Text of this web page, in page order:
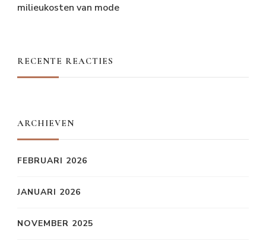
milieukosten van mode
RECENTE REACTIES
ARCHIEVEN
FEBRUARI 2026
JANUARI 2026
NOVEMBER 2025